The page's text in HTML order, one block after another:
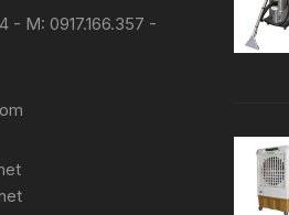
- M: 0917.166.357 -